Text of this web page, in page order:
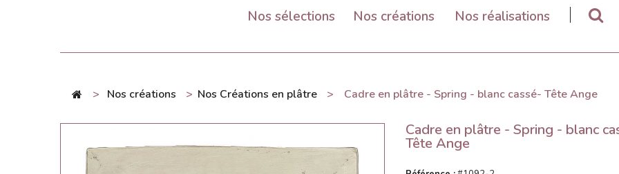
Nos sélections Nos créations Nos réalisations
> Nos créations > Nos Créations en plâtre > Cadre en plâtre - Spring - blanc cassé- Tête Ange
Cadre en plâtre - Spring - blanc
Tête Ange